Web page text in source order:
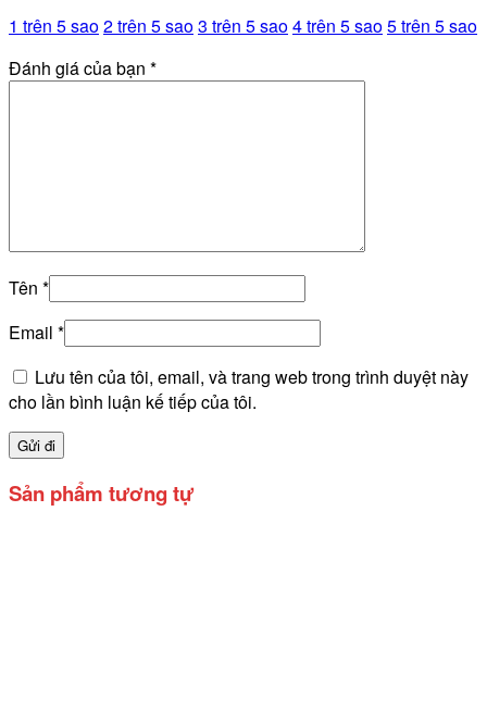
1 trên 5 sao2 trên 5 sao3 trên 5 sao4 trên 5 sao5 trên 5 sao
Đánh giá của bạn *
Tên *
Email *
Lưu tên của tôi, email, và trang web trong trình duyệt này
cho lần bình luận kế tiếp của tôi.
Sản phẩm tương tự